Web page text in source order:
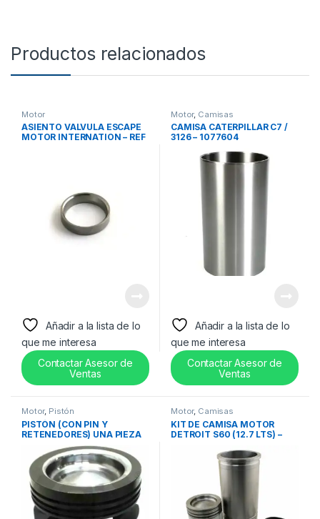
Productos relacionados
Motor
ASIENTO VALVULA ESCAPE
MOTOR INTERNATION – REF
Añadir a la lista de lo
que me interesa
Contactar Asesor de
Ventas
Motor, Camisas
CAMISA CATERPILLAR C7 /
3126 – 1077604
Añadir a la lista de lo
que me interesa
Contactar Asesor de
Ventas
Motor, Pistón
PISTÓN (CON PIN Y
RETENEDORES) UNA PIEZA
MACK / VOLVO MP8-
21105177
Motor, Camisas
KIT DE CAMISA MOTOR
DETROIT S60 (12.7 LTS) –